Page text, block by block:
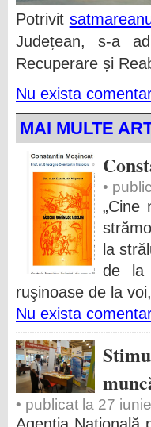
Potrivit
Județean, s-a
Recuperare și
Nu exista
MAI MULTE
•
„Cine
la
de la
ruşinoase de la
Nu exista
• publicat la 27